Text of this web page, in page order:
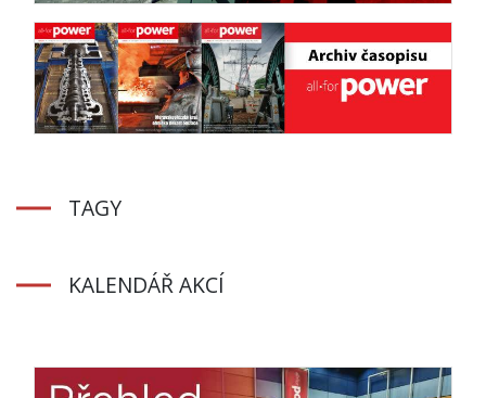
TAGY
KALENDÁŘ AKCÍ